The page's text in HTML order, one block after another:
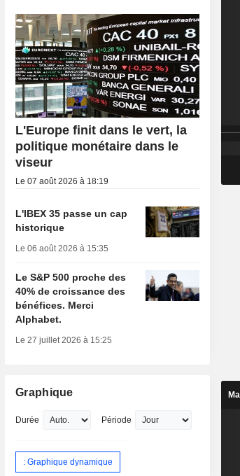
L'Europe finit dans le vert, la
politique monétaire dans le
viseur
Le 07 août 2026 à 18:19
L'IBEX 35 passe un cap
historique
Le 06 août 2026 à 15:35
Le S&P 500 proche des
40% de croissance des
bénéfices. Merci
Alphabet.
Le 27 juillet 2026 à 15:25
Graphique
Durée Période
: Graphique dynamique